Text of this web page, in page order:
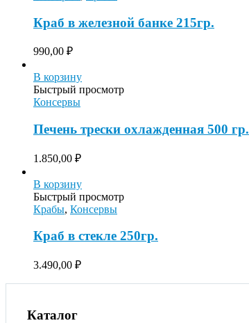
Краб в железной банке 215гр.
990,00 ₽
В корзину
Быстрый просмотр
Консервы
Печень трески охлажденная 500 гр.
1.850,00 ₽
В корзину
Быстрый просмотр
Крабы, Консервы
Краб в стекле 250гр.
3.490,00 ₽
Каталог